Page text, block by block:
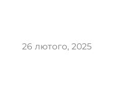
26 лютого, 2025